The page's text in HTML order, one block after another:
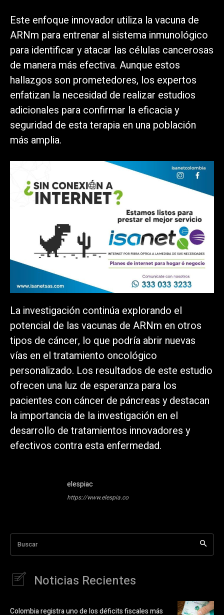
Este enfoque innovador utiliza la vacuna de
ARNm para entrenar al sistema inmunológico
para identificar y atacar las células cancerosas
de manera más efectiva. Aunque estos
hallazgos son prometedores, los expertos
enfatizan la necesidad de realizar estudios
adicionales para confirmar la eficacia y
seguridad de esta terapia en una población
más amplia.
La investigación continúa explorando el
potencial de las vacunas de ARNm en otros
tipos de cáncer, lo que podría abrir nuevas
vías en el tratamiento oncológico
personalizado. Los resultados de este estudio
ofrecen una luz de esperanza para los
pacientes con cáncer de páncreas y destacan
la importancia de la investigación en el
desarrollo de tratamientos innovadores y
efectivos contra esta enfermedad.
elespiac
https://www.elespia.co
Buscar
Noticias Recientes
Colombia registra uno de los déficits fiscales más